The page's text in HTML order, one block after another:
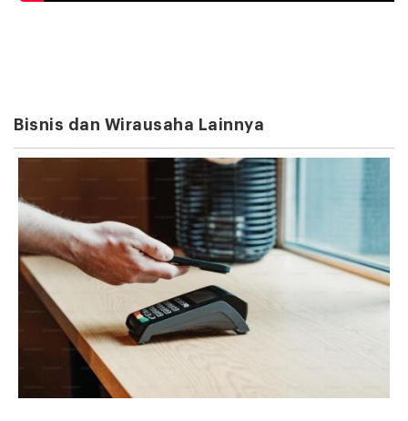
Bisnis dan Wirausaha Lainnya